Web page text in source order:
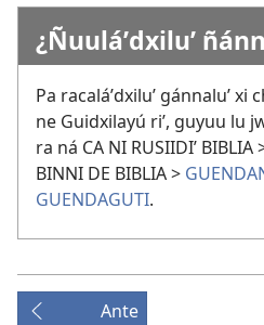
¿Ñuuláʼdxiluʼ
Pa racaláʼdxiluʼ gánnaluʼ
ne Guidxilayú riʼ, guyuu lu
ra ná CA NI RUSIIDIʼ BIBLIA
BINNI DE BIBLIA >
GUENDAGUTI.
Ante